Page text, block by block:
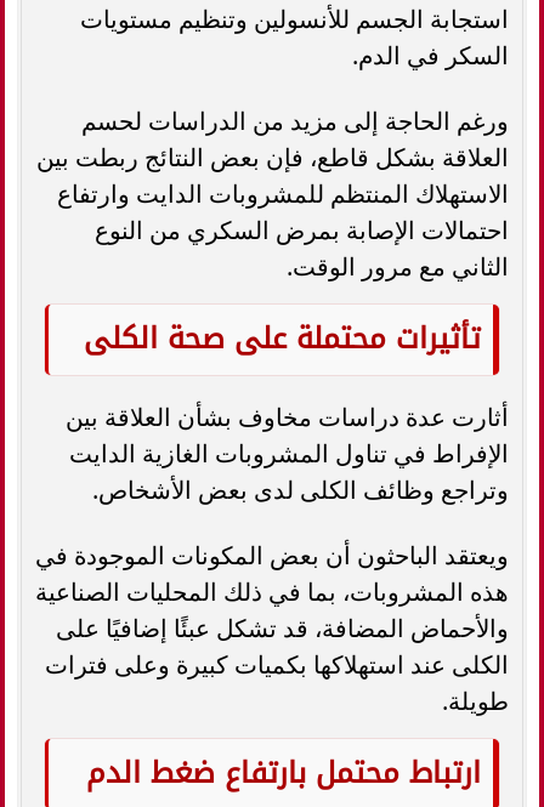
استجابة الجسم للأنسولين وتنظيم مستويات
السكر في الدم.
ورغم الحاجة إلى مزيد من الدراسات لحسم
العلاقة بشكل قاطع، فإن بعض النتائج ربطت بين
الاستهلاك المنتظم للمشروبات الدايت وارتفاع
احتمالات الإصابة بمرض السكري من النوع
الثاني مع مرور الوقت.
تأثيرات محتملة على صحة الكلى
أثارت عدة دراسات مخاوف بشأن العلاقة بين
الإفراط في تناول المشروبات الغازية الدايت
وتراجع وظائف الكلى لدى بعض الأشخاص.
ويعتقد الباحثون أن بعض المكونات الموجودة في
هذه المشروبات، بما في ذلك المحليات الصناعية
والأحماض المضافة، قد تشكل عبئًا إضافيًا على
الكلى عند استهلاكها بكميات كبيرة وعلى فترات
طويلة.
ارتباط محتمل بارتفاع ضغط الدم